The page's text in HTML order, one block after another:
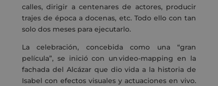
calles, dirigir a centenares de actores, producir
trajes de época a docenas, etc. Todo ello con tan
solo dos meses para ejecutarlo.
La celebración, concebida como una “gran
película”, se inició con un video-mapping en la
fachada del Alcázar que dio vida a la historia de
Isabel con efectos visuales y actuaciones en vivo.